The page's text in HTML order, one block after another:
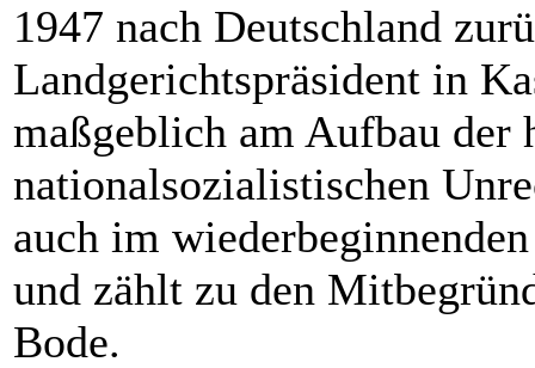
1947 nach Deutschland
Landgerichtspräsident in
maßgeblich am Aufbau der
nationalsozialistischen
auch im
und zählt zu den
Bode.